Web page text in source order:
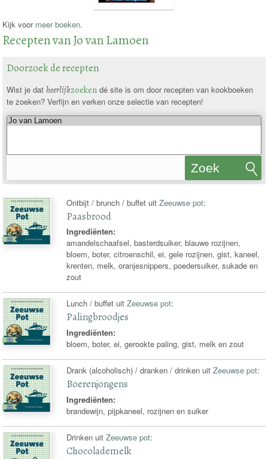
Kijk voor meer boeken.
Recepten van Jo van Lamoen
Doorzoek de recepten
Wist je dat heerlijkzoekendé site is om door recepten van kookboeken
te zoeken? Verfijn en verken onze selectie van recepten!
Zoek
Ontbijt / brunch / buffet uitZeeuwse pot:
Paasbrood
Ingrediënten:
amandelschaafsel, basterdsuiker, blauwe rozijnen,
bloem, boter, citroenschil, ei, gele rozijnen, gist, kaneel,
krenten, melk, oranjesnippers, poedersuiker, sukade en
zout
Lunch / buffet uitZeeuwse pot:
Palingbroodjes
Ingrediënten:
bloem, boter, ei, gerookte paling, gist, melk en zout
Drank (alcoholisch) / dranken / drinken uitZeeuwse pot:
Boerenjongens
Ingrediënten:
brandewijn, pijpkaneel, rozijnen en suiker
Drinken uitZeeuwse pot:
Chocolademelk